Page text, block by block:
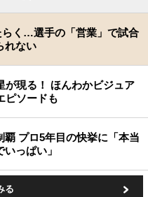
く…選手の「営業」で試合
れない
が現る！ ほんわかビジュア
ピソードも
プロ5年目の快挙に「本当
っぱい」
る